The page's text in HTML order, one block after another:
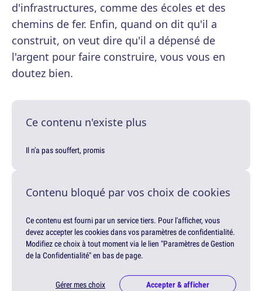
d'infrastructures, comme des écoles et des
chemins de fer. Enfin, quand on dit qu'il a
construit, on veut dire qu'il a dépensé de
l'argent pour faire construire, vous vous en
doutez bien.
Ce contenu n'existe plus
Il n'a pas souffert, promis
Contenu bloqué par vos choix de cookies
Ce contenu est fourni par un service tiers. Pour l'afficher, vous
devez accepter les cookies dans vos paramètres de confidentialité.
Modifiez ce choix à tout moment via le lien "Paramètres de Gestion
de la Confidentialité" en bas de page.
Gérer mes choix Accepter & afficher